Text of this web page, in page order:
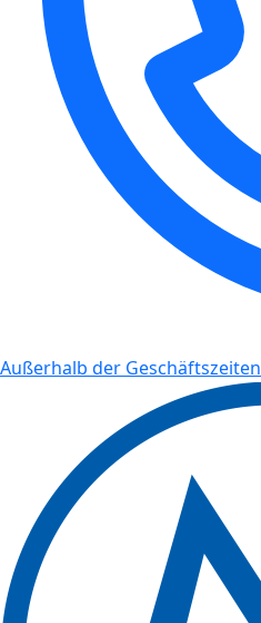
Außerhalb der Geschäftszeiten